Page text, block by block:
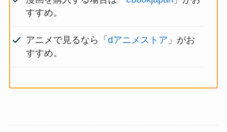
すすめ。
アニメで見るなら「dアニメストア 」がお
すすめ。